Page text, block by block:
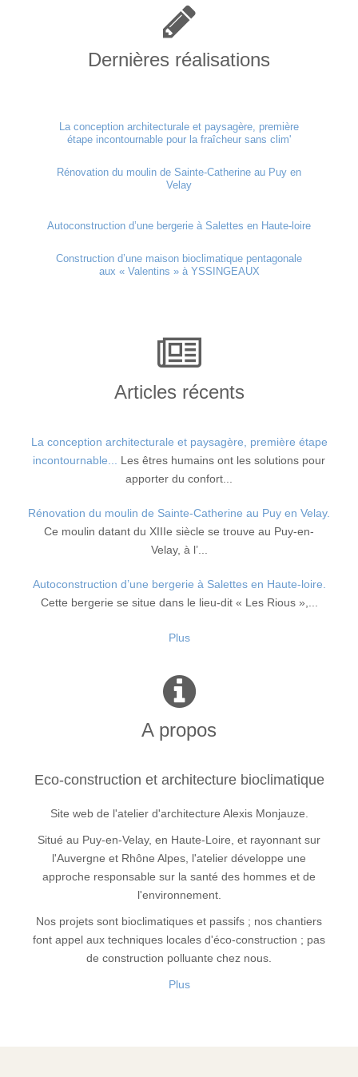
Dernières réalisations
La conception architecturale et paysagère, première
étape incontournable pour la fraîcheur sans clim'
Rénovation du moulin de Sainte-Catherine au Puy en
Velay
Autoconstruction d’une bergerie à Salettes en Haute-loire
Construction d’une maison bioclimatique pentagonale
aux « Valentins » à YSSINGEAUX
Articles récents
La conception architecturale et paysagère, première étape
incontournable... Les êtres humains ont les solutions pour
apporter du confort...
Rénovation du moulin de Sainte-Catherine au Puy en Velay.
Ce moulin datant du XIIIe siècle se trouve au Puy-en-
Velay, à l’...
Autoconstruction d’une bergerie à Salettes en Haute-loire.
Cette bergerie se situe dans le lieu-dit « Les Rious »,...
Plus
A propos
Eco-construction et architecture bioclimatique
Site web de l'atelier d'architecture Alexis Monjauze.
Situé au Puy-en-Velay, en Haute-Loire, et rayonnant sur
l'Auvergne et Rhône Alpes, l'atelier développe une
approche responsable sur la santé des hommes et de
l'environnement.
Nos projets sont bioclimatiques et passifs ; nos chantiers
font appel aux techniques locales d'éco-construction ; pas
de construction polluante chez nous.
Plus